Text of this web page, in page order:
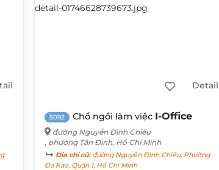
Detail
5092 Chổ ngồi làm việc I-Office
đường Nguyễn Đình Chiểu
, phường Tân Định, Hồ Chí Minh
Địa chỉ cũ:đường Nguyễn Đình Chiểu, Phường
Đa Kao, Quận 1, Hồ Chí Minh